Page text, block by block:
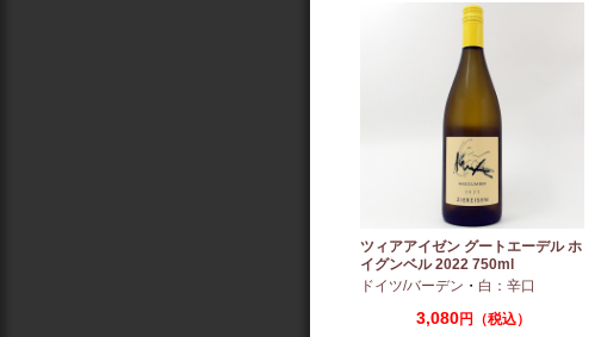
ツィアアイゼン グートエーデル ホ
イグンベル 2022 750ml
ドイツ/バーデン ・ 白：辛口
3,080円（税込）